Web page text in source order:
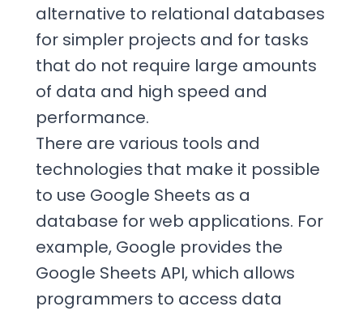
alternative to relational databases
for simpler projects and for tasks
that do not require large amounts
of data and high speed and
performance.
There are various tools and
technologies that make it possible
to use Google Sheets as a
database for web applications. For
example, Google provides the
Google Sheets API, which allows
programmers to access data